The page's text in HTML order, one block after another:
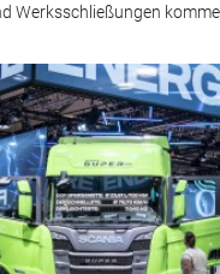
Werksschließungen